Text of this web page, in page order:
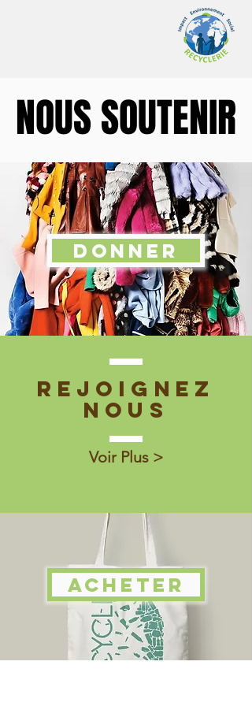
NOUS SOUTENIR
NOUS SOUTENIR
Donner
Rejoignez
nous
Voir Plus >
ACHETER